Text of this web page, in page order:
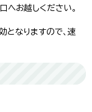
へお越しください。
なりますので、速